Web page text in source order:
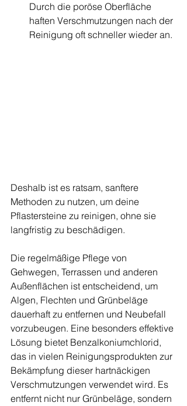
Durch die poröse Oberfläche
haften Verschmutzungen nach der
Reinigung oft schneller wieder an.
Deshalb ist es ratsam, sanftere
Methoden zu nutzen, um deine
Pflastersteine zu reinigen, ohne sie
langfristig zu beschädigen.
Die regelmäßige Pflege von
Gehwegen, Terrassen und anderen
Außenflächen ist entscheidend, um
Algen, Flechten und Grünbeläge
dauerhaft zu entfernen und Neubefall
vorzubeugen. Eine besonders effektive
Lösung bietet Benzalkoniumchlorid,
das in vielen Reinigungsprodukten zur
Bekämpfung dieser hartnäckigen
Verschmutzungen verwendet wird. Es
entfernt nicht nur Grünbeläge, sondern